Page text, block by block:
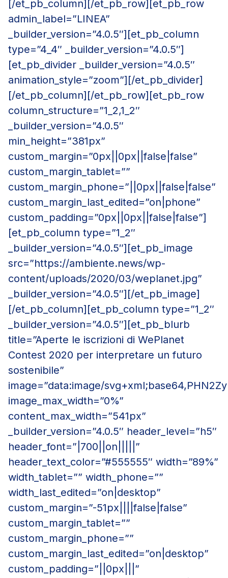
[/et_pb_column][/et_pb_row][et_pb_row
admin_label=”LINEA”
_builder_version=”4.0.5″][et_pb_column
type=”4_4″ _builder_version=”4.0.5″]
[et_pb_divider _builder_version=”4.0.5″
animation_style=”zoom”][/et_pb_divider]
[/et_pb_column][/et_pb_row][et_pb_row
column_structure=”1_2,1_2″
_builder_version=”4.0.5″
min_height=”381px”
custom_margin=”0px||0px||false|false”
custom_margin_tablet=””
custom_margin_phone=”||0px||false|false”
custom_margin_last_edited=”on|phone”
custom_padding=”0px||0px||false|false”]
[et_pb_column type=”1_2″
_builder_version=”4.0.5″][et_pb_image
src=”https://ambiente.news/wp-
content/uploads/2020/03/weplanet.jpg”
_builder_version=”4.0.5″][/et_pb_image]
[/et_pb_column][et_pb_column type=”1_2″
_builder_version=”4.0.5″][et_pb_blurb
title=”Aperte le iscrizioni di WePlanet
Contest 2020 per interpretare un futuro
sostenibile”
image=”data:image/
image_max_width=”0%”
content_max_width=”541px”
_builder_version=”4.0.5″ header_level=”h5″
header_font=”|700||on|||||”
header_text_color=”#555555″ width=”89%”
width_tablet=”” width_phone=””
width_last_edited=”on|desktop”
custom_margin=”-51px||||false|false”
custom_margin_tablet=””
custom_margin_phone=””
custom_margin_last_edited=”on|desktop”
custom_padding=”||0px|||”